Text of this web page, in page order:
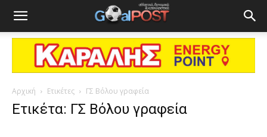
Αρχική Ετικέτες ΓΣ Βόλου γραφεία
Ετικέτα: ΓΣ Βόλου γραφεία